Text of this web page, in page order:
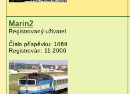
Marin2
Registrovaný uživatel
Číslo příspěvku: 1069
Registrován: 11-2006